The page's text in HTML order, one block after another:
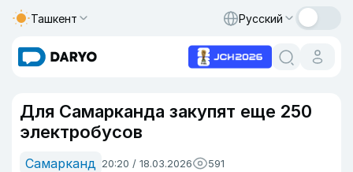
Ташкент Русский
Для Самарканда закупят еще 250
электробусов
Самарканд 20:20 / 18.03.2026 591